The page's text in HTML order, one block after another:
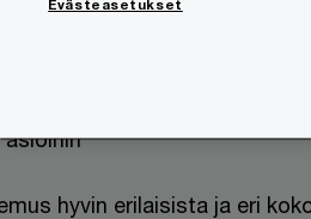
riskejä ja
mallien käytännön
hyvin erilaisista ja eri
Evästeasetukset